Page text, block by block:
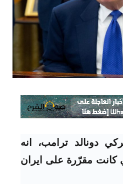
دونالد ترامب، انه
كانت مقرّرة على ايران